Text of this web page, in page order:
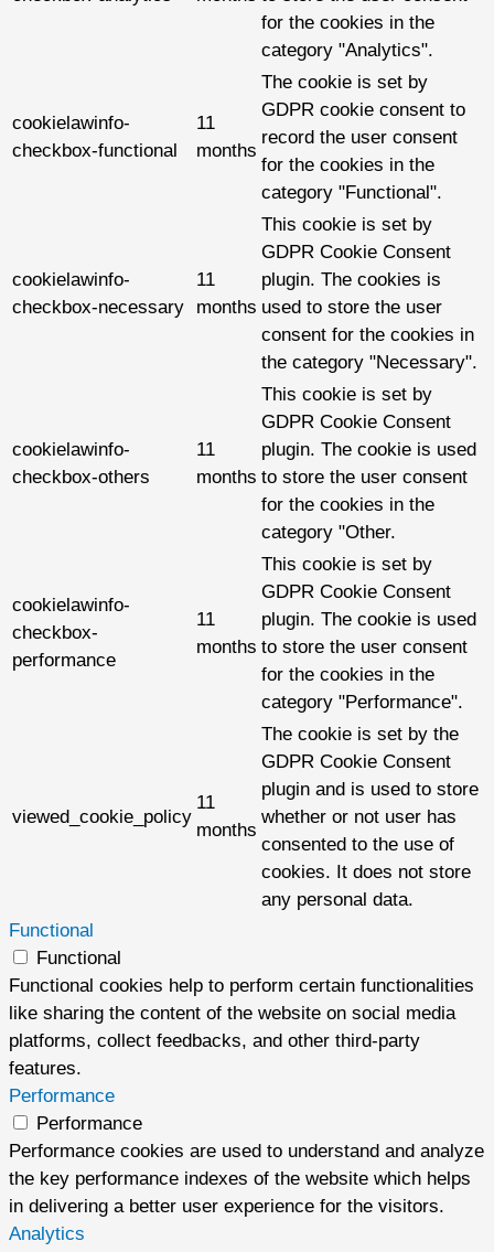
for the cookies in the
category "Analytics".
cookielawinfo-
checkbox-functional
11
months
The cookie is set by
GDPR cookie consent to
record the user consent
for the cookies in the
category "Functional".
cookielawinfo-
checkbox-necessary
11
months
This cookie is set by
GDPR Cookie Consent
plugin. The cookies is
used to store the user
consent for the cookies in
the category "Necessary".
cookielawinfo-
checkbox-others
11
months
This cookie is set by
GDPR Cookie Consent
plugin. The cookie is used
to store the user consent
for the cookies in the
category "Other.
cookielawinfo-
checkbox-
performance
11
months
This cookie is set by
GDPR Cookie Consent
plugin. The cookie is used
to store the user consent
for the cookies in the
category "Performance".
viewed_cookie_policy
11
months
The cookie is set by the
GDPR Cookie Consent
plugin and is used to store
whether or not user has
consented to the use of
cookies. It does not store
any personal data.
Functional
Functional
Functional cookies help to perform certain functionalities
like sharing the content of the website on social media
platforms, collect feedbacks, and other third-party
features.
Performance
Performance
Performance cookies are used to understand and analyze
the key performance indexes of the website which helps
in delivering a better user experience for the visitors.
Analytics